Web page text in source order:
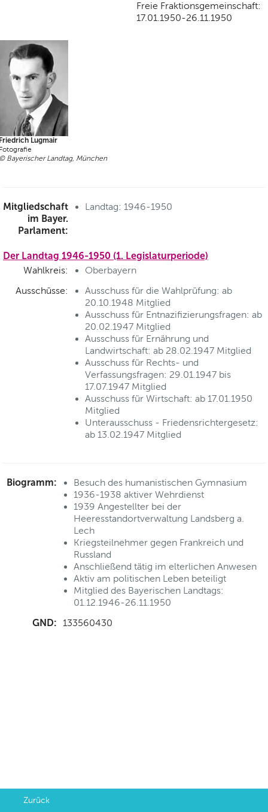
Freie Fraktionsgemeinschaft:
17.01.1950-26.11.1950
Lugmair
Bayerischer Landtag, München
Mitgliedschaft
im Bayer.
Parlament:
Landtag: 1946-1950
Der Landtag 1946-1950 (1. Legislaturperiode)
Wahlkreis:
Oberbayern
Ausschüsse:
Ausschuss für die Wahlprüfung: ab
20.10.1948 Mitglied
Ausschuss für Entnazifizierungsfragen: ab
20.02.1947 Mitglied
Ausschuss für Ernährung und
Landwirtschaft: ab 28.02.1947 Mitglied
Ausschuss für Rechts- und
Verfassungsfragen: 29.01.1947 bis
17.07.1947 Mitglied
Ausschuss für Wirtschaft: ab 17.01.1950
Mitglied
Unterausschuss - Friedensrichtergesetz:
ab 13.02.1947 Mitglied
Biogramm:
Besuch des humanistischen Gymnasium
1936-1938 aktiver Wehrdienst
1939 Angestellter bei der
Heeresstandortverwaltung Landsberg a.
Lech
Kriegsteilnehmer gegen Frankreich und
Russland
Anschließend tätig im elterlichen Anwesen
Aktiv am politischen Leben beteiligt
Mitglied des Bayerischen Landtags:
01.12.1946-26.11.1950
GND: 133560430
Zurück